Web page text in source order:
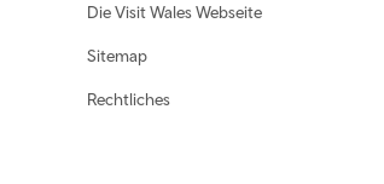
Die Visit Wales Webseite
Sitemap
Rechtliches